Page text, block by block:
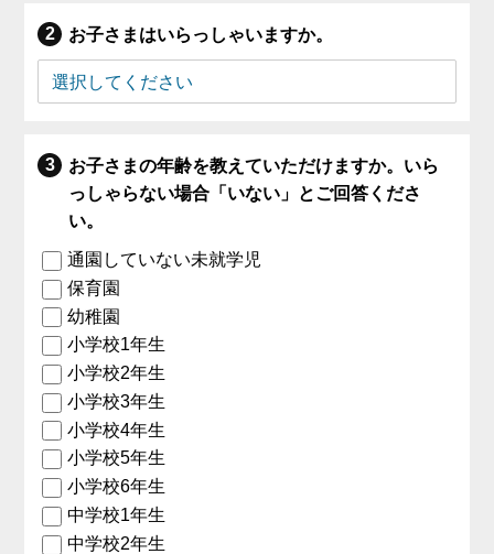
お子さまはいらっしゃいますか。
お子さまの年齢を教えていただけますか。いら
っしゃらない場合「いない」とご回答くださ
い。
通園していない未就学児
保育園
幼稚園
小学校1年生
小学校2年生
小学校3年生
小学校4年生
小学校5年生
小学校6年生
中学校1年生
中学校2年生